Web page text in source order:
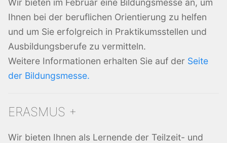
Wir bieten im Februar eine Bildungsmesse an, um
Ihnen bei der beruflichen Orientierung zu helfen
und um Sie erfolgreich in Praktikumsstellen und
Ausbildungsberufe zu vermitteln.
Weitere Informationen erhalten Sie auf der Seite
der Bildungsmesse.
ERASMUS +
Wir bieten Ihnen als Lernende der Teilzeit- und